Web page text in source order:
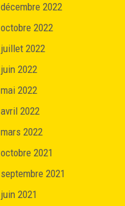
décembre 2022
octobre 2022
juillet 2022
juin 2022
mai 2022
avril 2022
mars 2022
octobre 2021
septembre 2021
juin 2021